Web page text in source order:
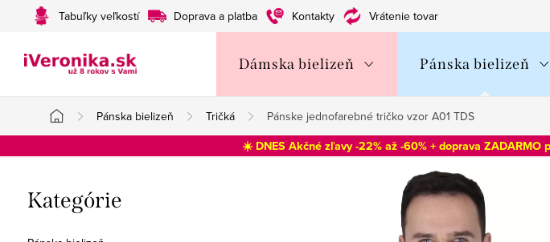
Tabuľky veľkostí Doprava a platba Kontakty Vrátenie tovaru
Dámska bielizeň Pánska bielizeň
Domov
Pánska bielizeň Tričká Pánske jednofarebné tričko vzor A01 TDS
☀️ DNES Akčné zľavy -22% až -60% + doprava
o
Preskočiť
kategórie
Kategórie